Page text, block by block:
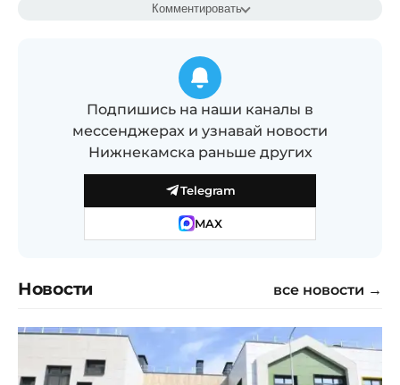
Комментировать
Подпишись на наши каналы в
мессенджерах и узнавай новости
Нижнекамска раньше других
Telegram
MAX
Новости все новости →